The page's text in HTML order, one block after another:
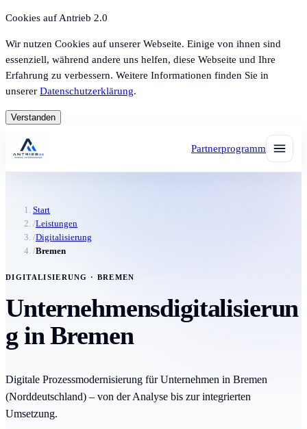
Cookies auf Antrieb 2.0
Wir nutzen Cookies auf unserer Webseite. Einige von ihnen sind
essenziell, während andere uns helfen, diese Webseite und Ihre
Erfahrung zu verbessern. Weitere Informationen finden Sie in
unserer Datenschutzerklärung.
Verstanden
Partnerprogramm
Start
/Leistungen
/Digitalisierung
/Bremen
DIGITALISIERUNG · BREMEN
Unternehmensdigitalisierun
g in Bremen
Digitale Prozessmodernisierung für Unternehmen in Bremen
(Norddeutschland) – von der Analyse bis zur integrierten
Umsetzung.